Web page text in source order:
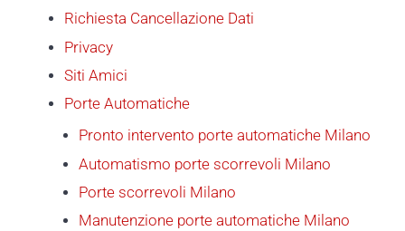
Richiesta Cancellazione Dati
Privacy
Siti Amici
Porte Automatiche
Pronto intervento porte automatiche Milano
Automatismo porte scorrevoli Milano
Porte scorrevoli Milano
Manutenzione porte automatiche Milano